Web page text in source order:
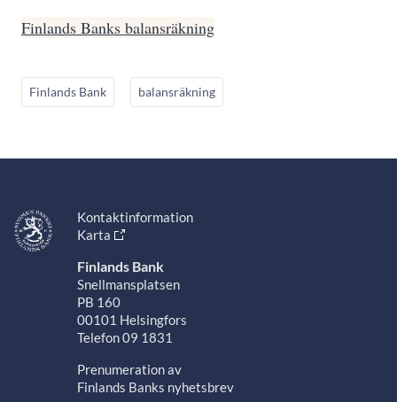
Finlands Banks balansräkning
Finlands Bank balansräkning
Kontaktinformation
Karta
Finlands Bank
Snellmansplatsen
PB 160
00101 Helsingfors
Telefon 09 1831
Prenumeration av
Finlands Banks nyhetsbrev